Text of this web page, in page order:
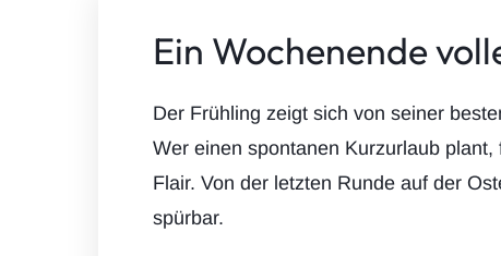
Ein Wochenende
Der Frühling zeigt sich von seiner
Wer einen spontanen Kurzurlaub
Flair. Von der letzten Runde auf der
spürbar.